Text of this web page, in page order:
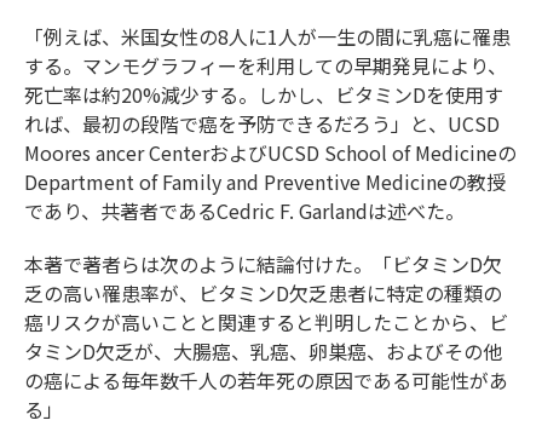
「例えば、米国女性の8人に1人が一生の間に乳癌に罹患
する。マンモグラフィーを利用しての早期発見により、
死亡率は約20%減少する。しかし、ビタミンDを使用す
れば、最初の段階で癌を予防できるだろう」と、UCSD
Moores ancer CenterおよびUCSD School of Medicineの
Department of Family and Preventive Medicineの教授
であり、共著者であるCedric F. Garlandは述べた。
本著で著者らは次のように結論付けた。「ビタミンD欠
乏の高い罹患率が、ビタミンD欠乏患者に特定の種類の
癌リスクが高いことと関連すると判明したことから、ビ
タミンD欠乏が、大腸癌、乳癌、卵巣癌、およびその他
の癌による毎年数千人の若年死の原因である可能性があ
る」